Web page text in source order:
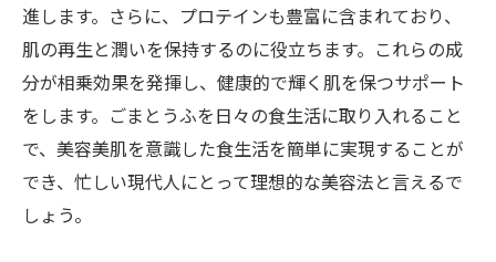
進します。さらに、プロテインも豊富に含まれており、
肌の再生と潤いを保持するのに役立ちます。これらの成
分が相乗効果を発揮し、健康的で輝く肌を保つサポート
をします。ごまとうふを日々の食生活に取り入れること
で、美容美肌を意識した食生活を簡単に実現することが
でき、忙しい現代人にとって理想的な美容法と言えるで
しょう。